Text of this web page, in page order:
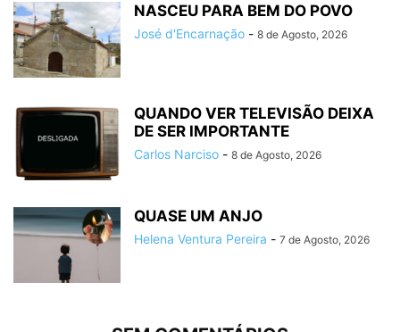
NASCEU PARA BEM DO POVO
José d'Encarnação - 8 de Agosto, 2026
QUANDO VER TELEVISÃO DEIXA
DE SER IMPORTANTE
Carlos Narciso - 8 de Agosto, 2026
QUASE UM ANJO
Helena Ventura Pereira - 7 de Agosto, 2026